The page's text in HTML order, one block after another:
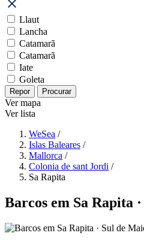
Llaut
Lancha
Catamarã
Catamarã
Iate
Goleta
Repor Procurar
Ver mapa
Ver lista
WeSea /
Islas Baleares /
Mallorca /
Colonia de sant Jordi /
Sa Rapita
Barcos em Sa Rapita